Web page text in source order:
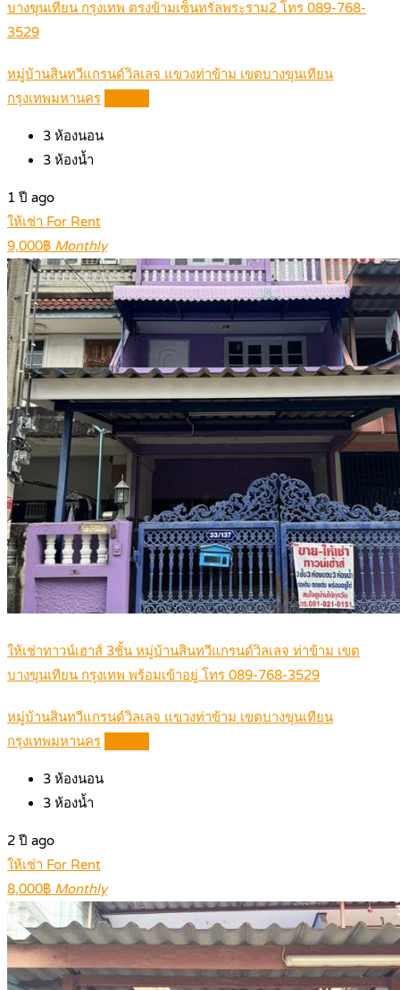
บางขุนเทียน กรุงเทพ ตรงข้ามเซ็นทรัลพระราม2 โทร 089-768-
3529
หมู่บ้านสินทวีแกรนด์วิลเลจ แขวงท่าข้าม เขตบางขุนเทียน
กรุงเทพมหานคร
3 ห้องนอน
3 ห้องน้ำ
1 ปี ago
ให้เช่า For Rent
9,000฿ Monthly
ให้เช่าทาวน์เฮาส์ 3ชั้น หมู่บ้านสินทวีแกรนด์วิลเลจ ท่าข้าม เขต
บางขุนเทียน กรุงเทพ พร้อมเข้าอยู่ โทร 089-768-3529
หมู่บ้านสินทวีแกรนด์วิลเลจ แขวงท่าข้าม เขตบางขุนเทียน
กรุงเทพมหานคร
3 ห้องนอน
3 ห้องน้ำ
2 ปี ago
ให้เช่า For Rent
8,000฿ Monthly